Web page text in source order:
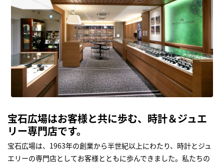
宝石広場はお客様と共に歩む、時計＆ジュエ
リー専門店です。
宝石広場は、1963年の創業から半世紀以上にわたり、時計とジュ
エリーの専門店としてお客様とともに歩んできました。私たちの